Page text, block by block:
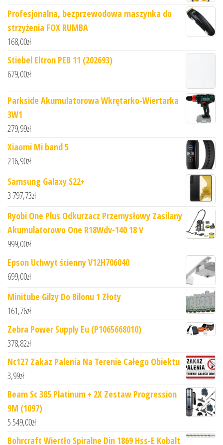
Profesjonalna, bezprzewodowa maszynka do
strzyżenia FOX RUMBA
168,00zł
Stiebel Eltron PEB 11 (202693)
679,00zł
Parkside Akumulatorowa Wkrętarko-Wiertarka
3W1
279,99zł
Xiaomi Mi band 5
216,90zł
Samsung Galaxy S22+
3 797,73zł
Ryobi One Plus Odkurzacz Przemysłowy Zasilany
Akumulatorowo One R18Wdv-140 18 V
999,00zł
Epson Uchwyt ścienny V12H706040
699,00zł
Minitube Gilzy Do Bilonu 1 Złoty
161,76zł
Zebra Power Supply Eu (P1065668010)
378,82zł
Nc127 Zakaz Palenia Na Terenie Całego Obiektu
3,99zł
Beam Sc 385 Platinum + 2X Zestaw Progression
9M (1097)
5 549,00zł
Bohrcraft Wiertło Spiralne Din 1869 Hss-E Kobalt